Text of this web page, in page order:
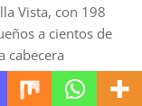
Vista, con 198
a cientos de
cabecera